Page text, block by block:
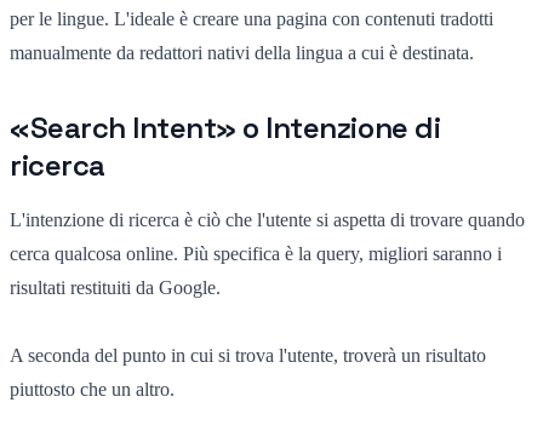
per le lingue. L'ideale è creare una pagina con contenuti tradotti
manualmente da redattori nativi della lingua a cui è destinata.
«Search Intent» o Intenzione di
ricerca
L'intenzione di ricerca è ciò che l'utente si aspetta di trovare quando
cerca qualcosa online. Più specifica è la query, migliori saranno i
risultati restituiti da Google.
A seconda del punto in cui si trova l'utente, troverà un risultato
piuttosto che un altro.